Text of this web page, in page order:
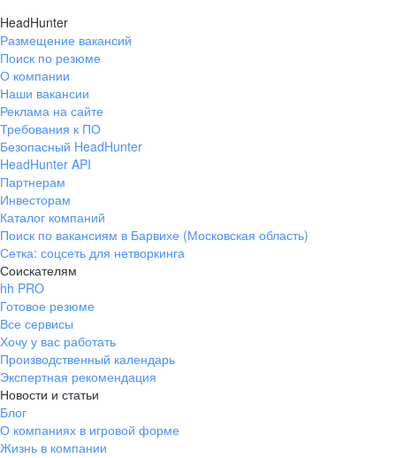
HeadHunter
Размещение вакансий
Поиск по резюме
О компании
Наши вакансии
Реклама на сайте
Требования к ПО
Безопасный HeadHunter
HeadHunter API
Партнерам
Инвесторам
Каталог компаний
Поиск по вакансиям в Барвихе (Московская область)
Сетка: соцсеть для нетворкинга
Соискателям
hh PRO
Готовое резюме
Все сервисы
Хочу у вас работать
Производственный календарь
Экспертная рекомендация
Новости и статьи
Блог
О компаниях в игровой форме
Жизнь в компании